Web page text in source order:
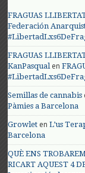
FRAGUAS
Federación
FRAGUAS
KanPasqualen
Semillas de cannabis
Pàmies a Barcelona
Growlet enL’us
Barcelona
QUÈ ENS
RICART AQUEST 4